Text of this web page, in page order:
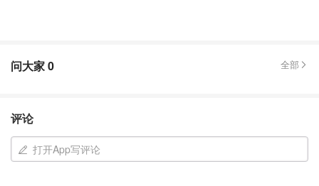
问大家0 全部
评论
打开App写评论